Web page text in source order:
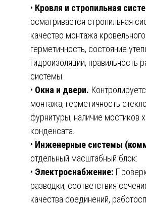
• Кровля и стропильная
осматривается стропильная
качество монтажа
герметичность, состояние
гидроизоляции, правильность
системы.
• Окна и двери.
монтажа, герметичность
фурнитуры, наличие мостиков
конденсата.
• Инженерные системы
отдельный масштабный блок:
• Электроснабжение:
разводки, соответствия
качества соединений,